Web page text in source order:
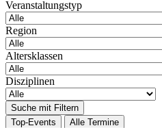
Veranstaltungstyp
Region
Altersklassen
Disziplinen
Suche mit Filtern
Top-Events
Alle Termine